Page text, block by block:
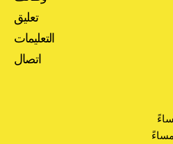
تعليق
التعليمات
اتصال